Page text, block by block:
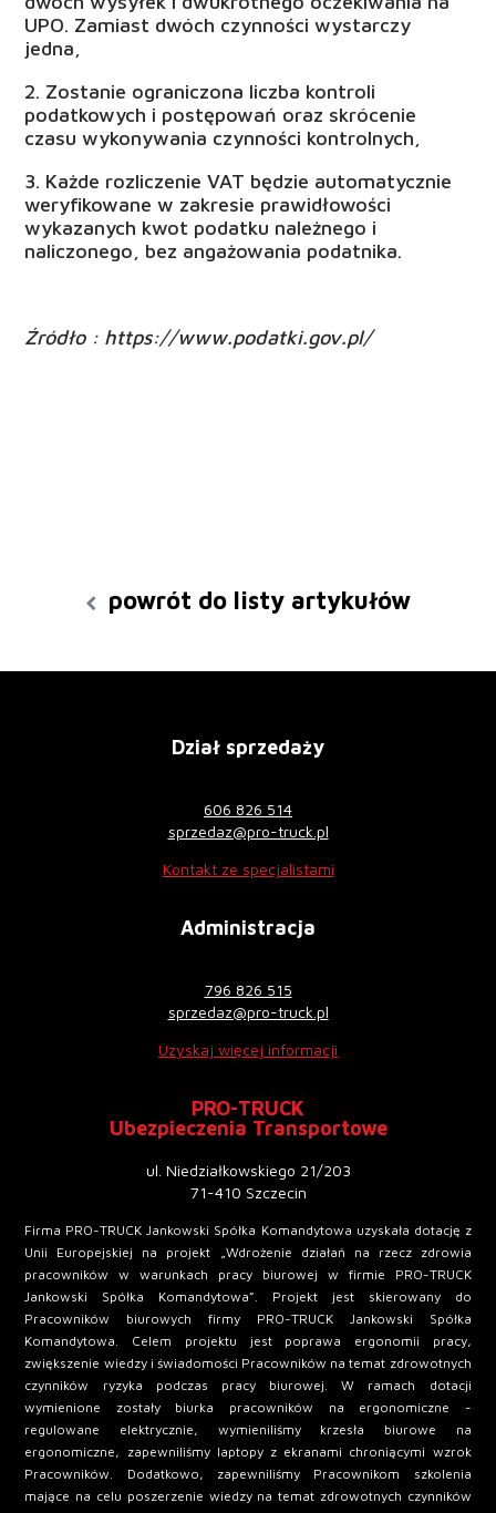
UPO. Zamiast dwóch czynności wystarczy
jedna,
2. Zostanie ograniczona liczba kontroli
podatkowych i postępowań oraz skrócenie
czasu wykonywania czynności kontrolnych,
3. Każde rozliczenie VAT będzie automatycznie
weryfikowane w zakresie prawidłowości
wykazanych kwot podatku należnego i
naliczonego, bez angażowania podatnika.
Źródło : https://www.podatki.gov.pl/
powrót do listy artykułów
Dział sprzedaży
606 826 514
sprzedaz@pro-truck.pl
Kontakt ze specjalistami
Administracja
796 826 515
sprzedaz@pro-truck.pl
Uzyskaj więcej informacji
PRO-TRUCK
Ubezpieczenia Transportowe
ul. Niedziałkowskiego 21/203
71-410 Szczecin
Firma PRO-TRUCK Jankowski Spółka Komandytowa uzyskała dotację z
Unii Europejskiej na projekt „Wdrożenie działań na rzecz zdrowia
pracowników w warunkach pracy biurowej w firmie PRO-TRUCK
Jankowski Spółka Komandytowa”. Projekt jest skierowany do
Pracowników biurowych firmy PRO-TRUCK Jankowski Spółka
Komandytowa. Celem projektu jest poprawa ergonomii pracy,
zwiększenie wiedzy i świadomości Pracowników na temat zdrowotnych
czynników ryzyka podczas pracy biurowej. W ramach dotacji
wymienione zostały biurka pracowników na ergonomiczne -
regulowane elektrycznie, wymieniliśmy krzesła biurowe na
ergonomiczne, zapewniliśmy laptopy z ekranami chroniącymi wzrok
Pracowników. Dodatkowo, zapewniliśmy Pracownikom szkolenia
mające na celu poszerzenie wiedzy na temat zdrowotnych czynników